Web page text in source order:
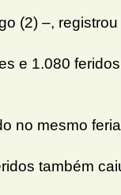
(2) –,
e 1.080
no mesmo
também